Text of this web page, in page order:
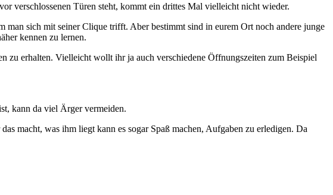
verschlossenen Türen steht, kommt ein drittes Mal vielleicht nicht wieder.
man sich mit seiner Clique trifft. Aber bestimmt sind in eurem Ort noch andere junge
kennen zu lernen.
zu erhalten. Vielleicht wollt ihr ja auch verschiedene Öffnungszeiten zum Beispiel
kann da viel Ärger vermeiden.
macht, was ihm liegt kann es sogar Spaß machen, Aufgaben zu erledigen. Da